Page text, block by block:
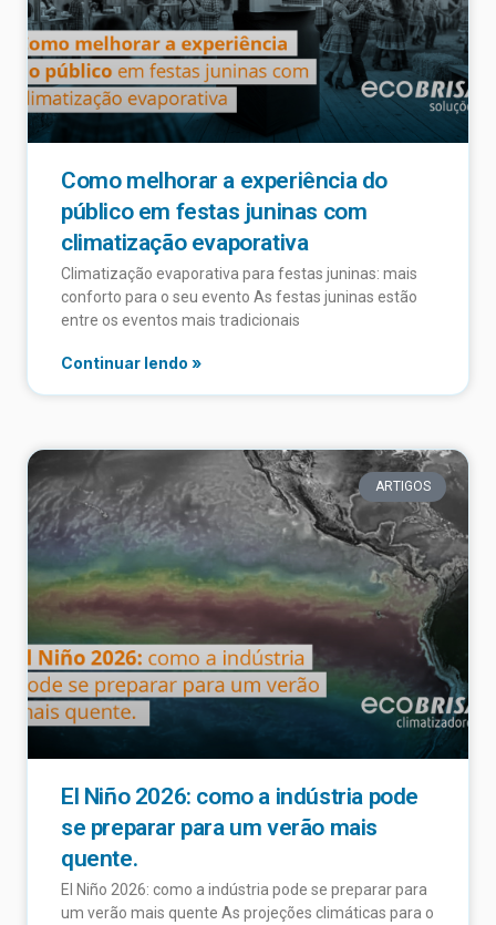
Como melhorar a experiência do
público em festas juninas com
climatização evaporativa
Climatização evaporativa para festas juninas: mais
conforto para o seu evento As festas juninas estão
entre os eventos mais tradicionais
Continuar lendo »
ARTIGOS
El Niño 2026: como a indústria pode
se preparar para um verão mais
quente.
El Niño 2026: como a indústria pode se preparar para
um verão mais quente As projeções climáticas para o